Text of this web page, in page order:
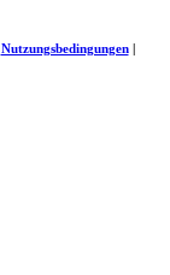
Nutzungsbedingungen|